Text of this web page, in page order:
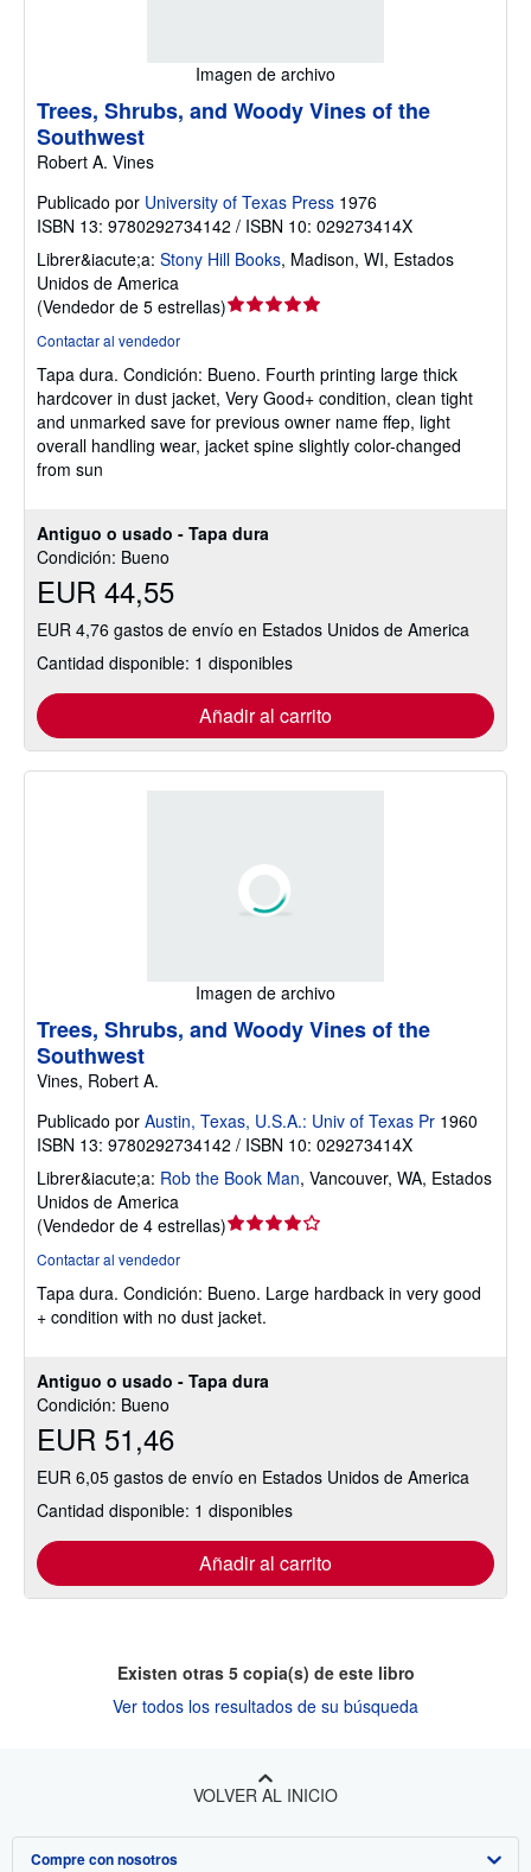
Imagen de archivo
Antiguo o usado - Tapa dura
Condición: Bueno
EUR 44,55
EUR 4,76 gastos de envío en Estados Unidos de America
Cantidad disponible: 1 disponibles
Añadir al carrito
Trees, Shrubs, and Woody Vines of the
Southwest
Robert A. Vines
Publicado por University of Texas Press 1976
ISBN 13: 9780292734142 / ISBN 10: 029273414X
Librer&iacute;a: Stony Hill Books, Madison, WI, Estados
Unidos de America
(Vendedor de 5 estrellas)Calificación
5
de
5
estrellas
Contactar al vendedor
Tapa dura. Condición: Bueno. Fourth printing large thick
hardcover in dust jacket, Very Good+ condition, clean tight
and unmarked save for previous owner name ffep, light
overall handling wear, jacket spine slightly color-changed
from sun
Imagen de archivo
Antiguo o usado - Tapa dura
Condición: Bueno
EUR 51,46
EUR 6,05 gastos de envío en Estados Unidos de America
Cantidad disponible: 1 disponibles
Añadir al carrito
Trees, Shrubs, and Woody Vines of the
Southwest
Vines, Robert A.
Publicado por Austin, Texas, U.S.A.: Univ of Texas Pr 1960
ISBN 13: 9780292734142 / ISBN 10: 029273414X
Librer&iacute;a: Rob the Book Man, Vancouver, WA, Estados
Unidos de America
(Vendedor de 4 estrellas)Calificación
4
de
Contactar al vendedor
Tapa dura. Condición: Bueno. Large hardback in very good
+ condition with no dust jacket.
Existen otras 5copia(s) de este libro
Ver todos los resultados de su búsqueda
VOLVER AL INICIO
Compre con nosotros